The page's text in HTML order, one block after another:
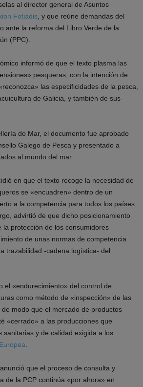
al director general de Asuntos
Fotiadis , y que reúne demandas del
ante la reforma del Libro Verde de la
(PPC).
informó de que el texto plasma las
pesqueras, con la intención de
las especificidades de la pesca,
de Galicia, y también de sus
do Mar, el documento fue aprobado
Galego de Pesca y presentado a
al mundo del mar.
en que el texto recoge la necesidad de
se «encuadren» dentro de un
a la competencia para todos los países
advirtió de que dicho posicionamiento
la protección de los consumidores
de unas normas de competencia
trazabilidad -cadena logística- del
el «endurecimiento» del control de
como método de «inspección» de las
modo que el mercado de productos
«cerrado» a las producciones que
sanitarias y de calidad exigida a los
anunció que el proceso de consulta y
de la PCP continúa «por ahora» en